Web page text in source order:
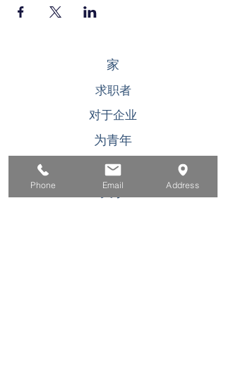
家
求职者
对于企业
为青年
活动
关于
Phone Email Address